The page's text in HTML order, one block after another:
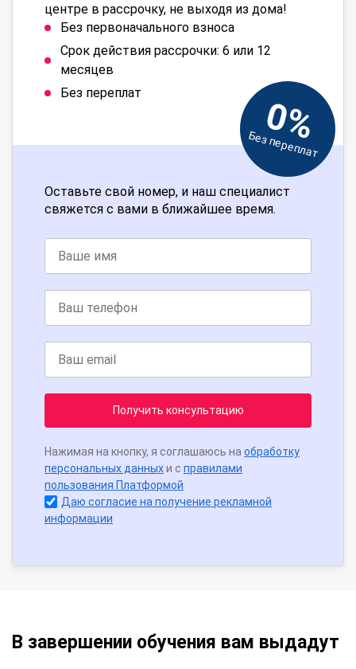
центре в рассрочку, не выходя из дома!
Без первоначального взноса
Срок действия рассрочки: 6 или 12
месяцев
Без переплат
0%
Без переплат
Оставьте свой номер, и наш специалист
свяжется с вами в ближайшее время.
Получить консультацию
Нажимая на кнопку, я соглашаюсь на обработку
персональных данныхи с правилами
пользования Платформой
Даю согласие на получение рекламной
информации
В завершении обучения вам выдадут